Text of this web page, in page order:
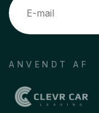
ANVENDT AF